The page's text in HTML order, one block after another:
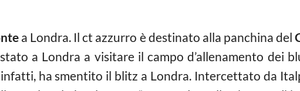
a Londra. Il ct azzurro è destinato alla panchina del
a Londra a visitare il campo d’allenamento dei
ha smentito il blitz a Londra. Intercettato da